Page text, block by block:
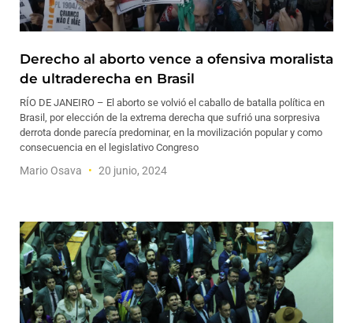
Derecho al aborto vence a ofensiva moralista
de ultraderecha en Brasil
RÍO DE JANEIRO – El aborto se volvió el caballo de batalla política en
Brasil, por elección de la extrema derecha que sufrió una sorpresiva
derrota donde parecía predominar, en la movilización popular y como
consecuencia en el legislativo Congreso
Mario Osava 20 junio, 2024